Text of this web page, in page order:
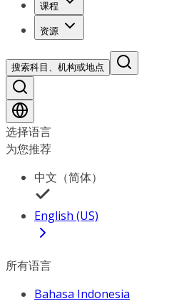
课程
资源
搜索科目、机构或地点
选择语言
为您推荐
中文（简体）
English (US)
所有语言
Bahasa Indonesia